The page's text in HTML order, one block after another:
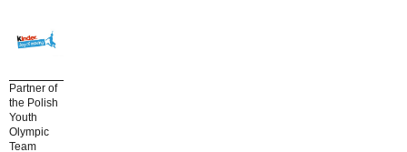
Partner of
the Polish
Youth
Olympic
Team